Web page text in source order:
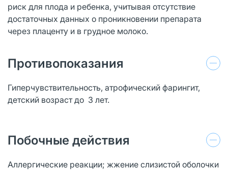
риск для плода и ребенка, учитывая отсутствие
достаточных данных о проникновении препарата
через плаценту и в грудное молоко.
Противопоказания
Гиперчувствительность, атрофический фарингит,
детский возраст до 3 лет.
Побочные действия
Аллергические реакции; жжение слизистой оболочки